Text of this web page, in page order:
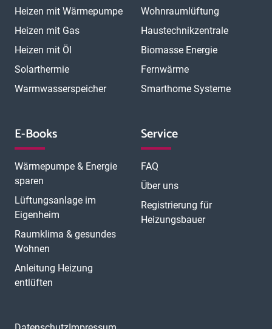
Heizen mit Wärmepumpe
Heizen mit Gas
Heizen mit Öl
Solarthermie
Warmwasserspeicher
Wohnraumlüftung
Haustechnikzentrale
Biomasse Energie
Fernwärme
Smarthome Systeme
E-Books
Wärmepumpe & Energie
sparen
Lüftungsanlage im
Eigenheim
Raumklima & gesundes
Wohnen
Anleitung Heizung
entlüften
Service
FAQ
Über uns
Registrierung für
Heizungsbauer